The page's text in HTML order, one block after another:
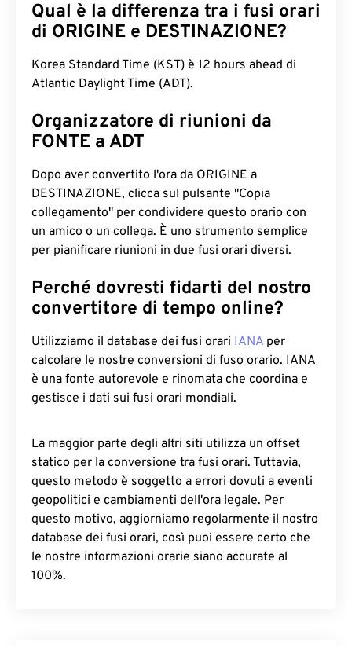
Qual è la differenza tra i fusi orari
di ORIGINE e DESTINAZIONE?
Korea Standard Time (KST) è 12 hours ahead di
Atlantic Daylight Time (ADT).
Organizzatore di riunioni da
FONTE a ADT
Dopo aver convertito l'ora da ORIGINE a
DESTINAZIONE, clicca sul pulsante "Copia
collegamento" per condividere questo orario con
un amico o un collega. È uno strumento semplice
per pianificare riunioni in due fusi orari diversi.
Perché dovresti fidarti del nostro
convertitore di tempo online?
Utilizziamo il database dei fusi orari IANA per
calcolare le nostre conversioni di fuso orario. IANA
è una fonte autorevole e rinomata che coordina e
gestisce i dati sui fusi orari mondiali.
La maggior parte degli altri siti utilizza un offset
statico per la conversione tra fusi orari. Tuttavia,
questo metodo è soggetto a errori dovuti a eventi
geopolitici e cambiamenti dell'ora legale. Per
questo motivo, aggiorniamo regolarmente il nostro
database dei fusi orari, così puoi essere certo che
le nostre informazioni orarie siano accurate al
100%.